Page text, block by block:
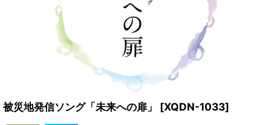
被災地発信ソング「未来への扉」 [XQDN-1033]